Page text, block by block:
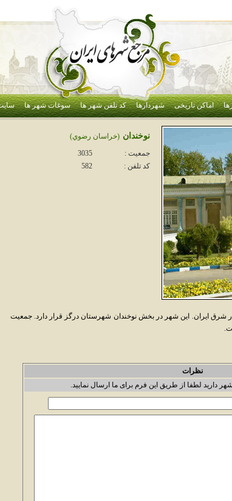
اماکن تاریخی شهردارها کد تلفن شهر ها سوغات شهر ها
نوخندان (خراسان رضوي)
جمعیت :
3035
کد تلفن :
582
ايران. اين شهر در بخش نوخندان شهرستان درگز قرار دارد. جمعيت
نظرات
دارید لطفا از طریق این فرم برای ما ارسال نمایید.